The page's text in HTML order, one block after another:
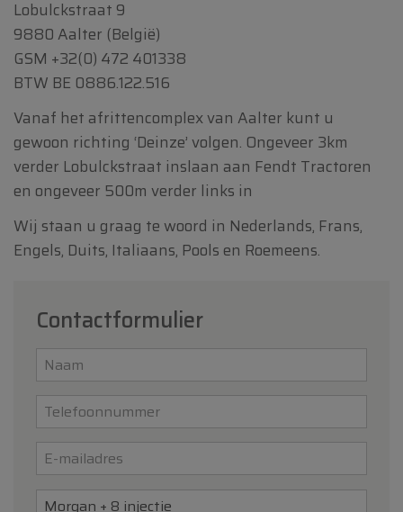
Lobulckstraat 9
9880 Aalter (België)
GSM +32(0) 472 401338
BTW BE 0886.122.516
Vanaf het afrittencomplex van Aalter kunt u
gewoon richting ‘Deinze’ volgen. Ongeveer 3km
verder Lobulckstraat inslaan aan Fendt Tractoren
en ongeveer 500m verder links in
Wij staan u graag te woord in Nederlands, Frans,
Engels, Duits, Italiaans, Pools en Roemeens.
Contactformulier